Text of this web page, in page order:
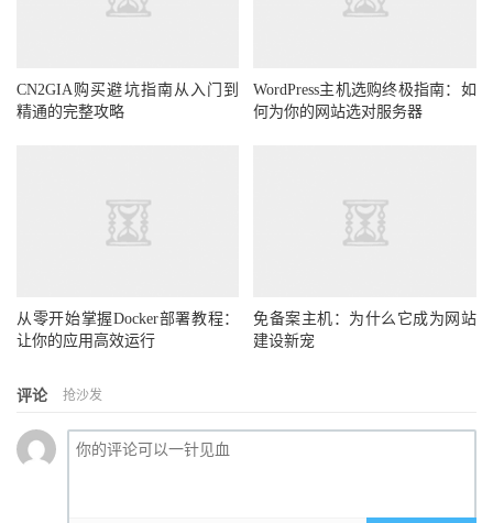
CN2GIA购买避坑指南从入门到
精通的完整攻略
WordPress主机选购终极指南：如
何为你的网站选对服务器
从零开始掌握Docker部署教程：
让你的应用高效运行
免备案主机：为什么它成为网站
建设新宠
评论 抢沙发